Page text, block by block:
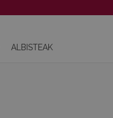
ALBISTEAK